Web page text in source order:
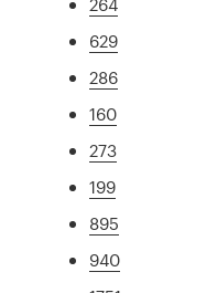
629
286
160
273
199
895
940